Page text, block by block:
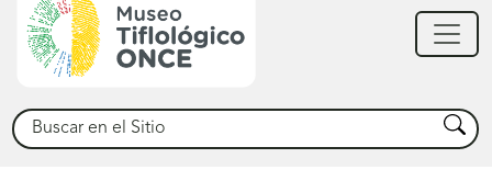
Buscar Buscar